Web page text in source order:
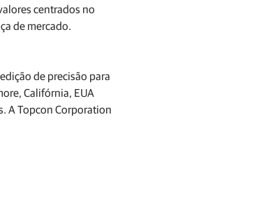
centrados no
de mercado.
de precisão para
Califórnia, EUA
A Topcon Corporation